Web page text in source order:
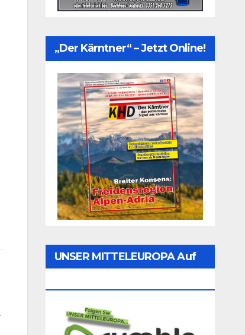
„Der Kärntner“ – Jetzt Online!
UNSER MITTELEUROPA Auf